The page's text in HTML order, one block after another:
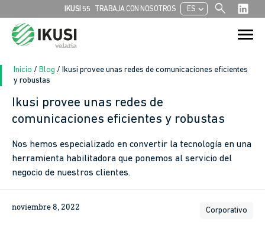
IKUSI 55 TRABAJA CON NOSOTROS ESchevron_left search
Buscar:
Botón de
Inicio / Blog / Ikusi provee unas redes de comunicaciones eficientes
y robustas
Ikusi provee unas redes de
comunicaciones eficientes y robustas
Nos hemos especializado en convertir la tecnología en una
herramienta habilitadora que ponemos al servicio del
negocio de nuestros clientes.
noviembre 8, 2022 Corporativo